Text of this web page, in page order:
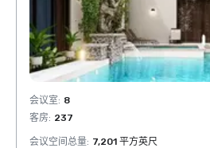
会议室: 8
客房: 237
会议空间总量: 7,201 平方英尺